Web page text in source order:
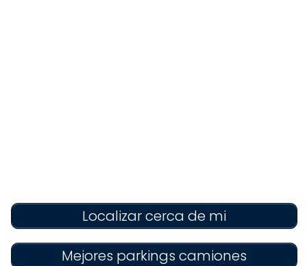
Localizar cerca de mi
Mejores parkings camiones